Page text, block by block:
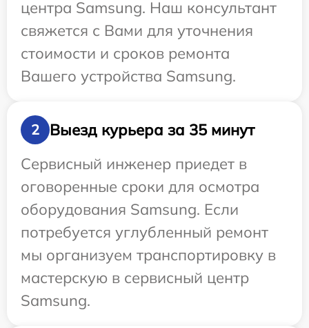
центра Samsung. Наш консультант
свяжется с Вами для уточнения
стоимости и сроков ремонта
Вашего устройства Samsung.
2
Выезд курьера за 35 минут
Сервисный инженер приедет в
оговоренные сроки для осмотра
оборудования Samsung. Если
потребуется углубленный ремонт
мы организуем транспортировку в
мастерскую в сервисный центр
Samsung.